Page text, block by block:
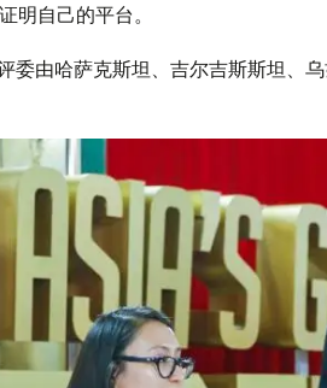
明自己的平台。
委由哈萨克斯坦、吉尔吉斯斯坦、